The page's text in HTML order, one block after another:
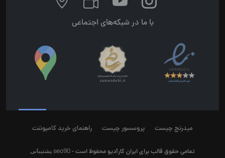
با ما در شبکه‌های اجتماعی
میدرنج چیست پروسسور چیست راهنمای خرید کامپوننت
تمامی حقوق قالب برای ایران کارآدیو محفوظ است -seo90پشتیبانی